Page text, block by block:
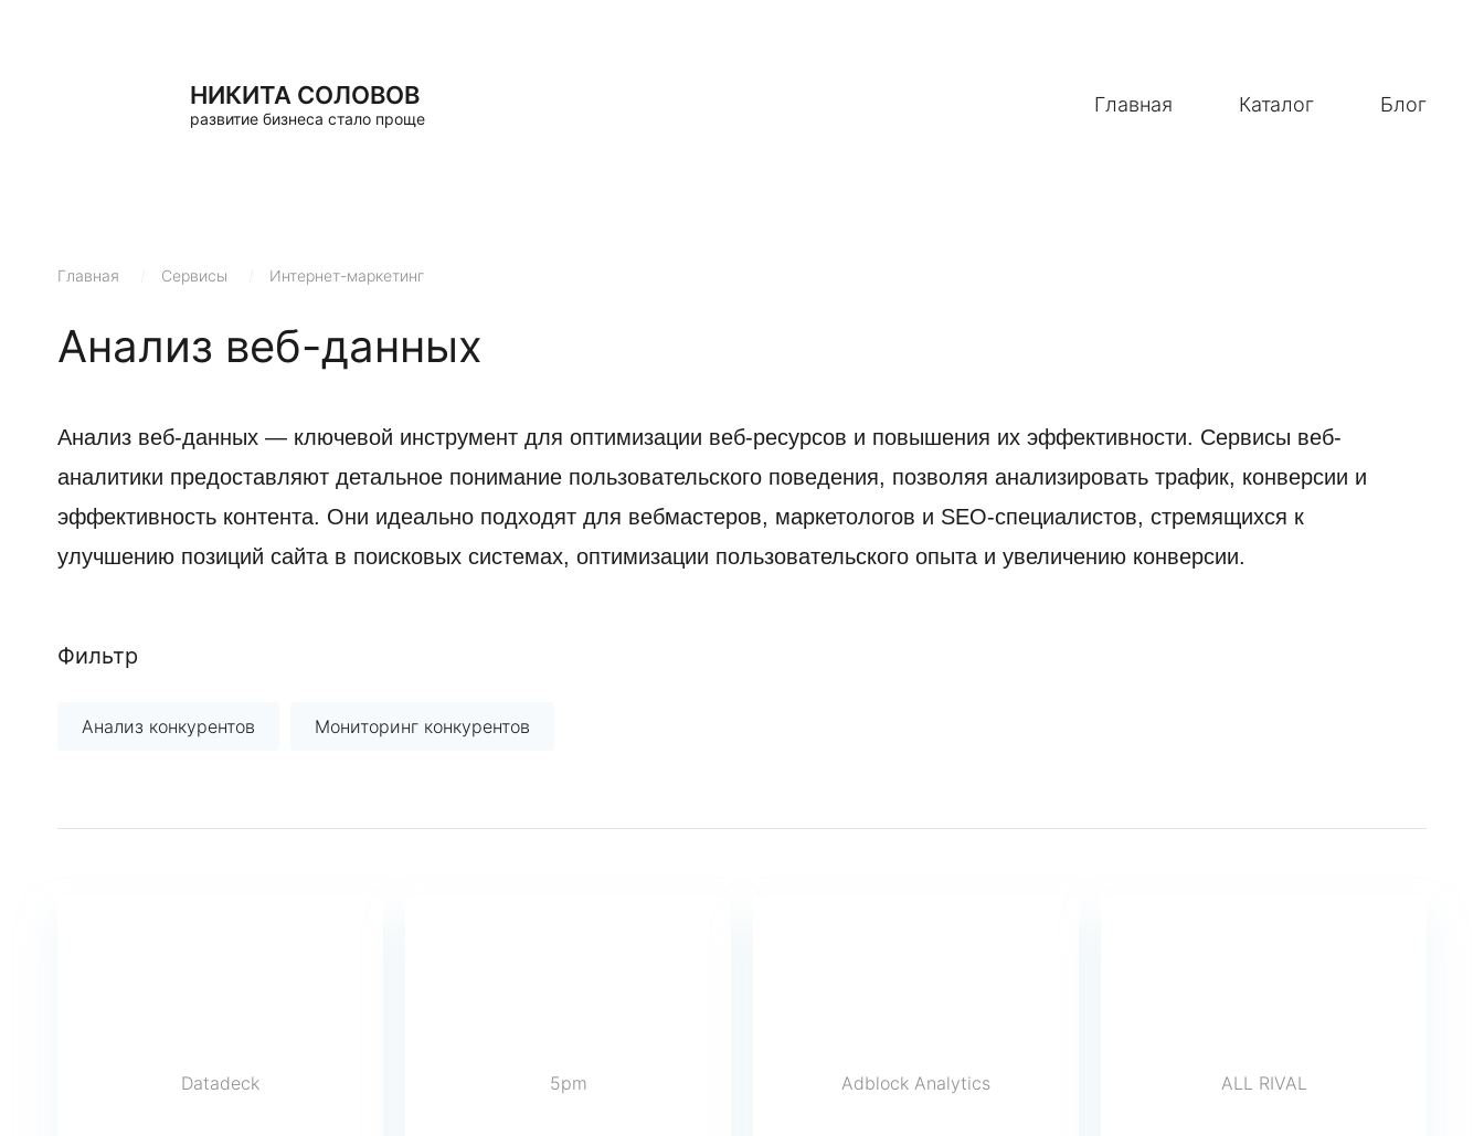
НИКИТА СОЛОВОВ
развитие бизнеса стало проще
Главная Каталог Блог
Главная Сервисы Интернет-маркетинг
Анализ веб-данных
Анализ веб-данных — ключевой инструмент для оптимизации веб-ресурсов и повышения их эффективности. Сервисы веб-
аналитики предоставляют детальное понимание пользовательского поведения, позволяя анализировать трафик, конверсии и
эффективность контента. Они идеально подходят для вебмастеров, маркетологов и SEO-специалистов, стремящихся к
улучшению позиций сайта в поисковых системах, оптимизации пользовательского опыта и увеличению конверсии.
Фильтр
Анализ конкурентов Мониторинг конкурентов
Datadeck 5pm Adblock Analytics ALL RIVAL